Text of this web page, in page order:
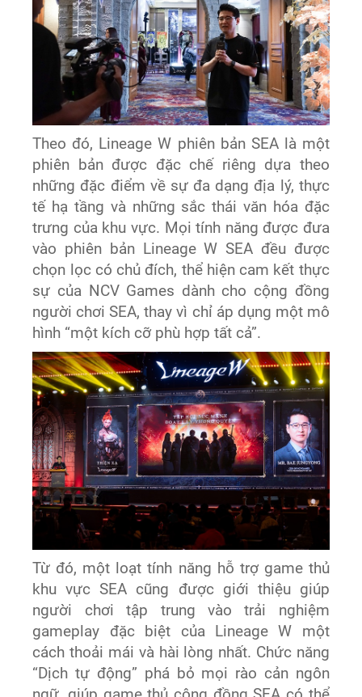
Theo đó, Lineage W phiên bản SEA là một
phiên bản được đặc chế riêng dựa theo
những đặc điểm về sự đa dạng địa lý, thực
tế hạ tầng và những sắc thái văn hóa đặc
trưng của khu vực. Mọi tính năng được đưa
vào phiên bản Lineage W SEA đều được
chọn lọc có chủ đích, thể hiện cam kết thực
sự của NCV Games dành cho cộng đồng
người chơi SEA, thay vì chỉ áp dụng một mô
hình “một kích cỡ phù hợp tất cả”.
Từ đó, một loạt tính năng hỗ trợ game thủ
khu vực SEA cũng được giới thiệu giúp
người chơi tập trung vào trải nghiệm
gameplay đặc biệt của Lineage W một
cách thoải mái và hài lòng nhất. Chức năng
“Dịch tự động” phá bỏ mọi rào cản ngôn